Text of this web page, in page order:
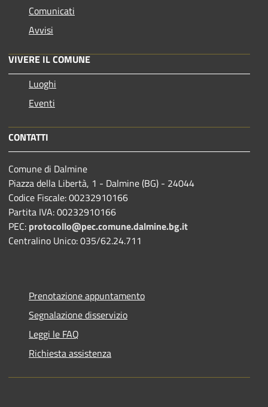
Comunicati
Avvisi
VIVERE IL COMUNE
Luoghi
Eventi
CONTATTI
Comune di Dalmine
Piazza della Libertà, 1 - Dalmine (BG) - 24044
Codice Fiscale: 00232910166
Partita IVA: 00232910166
PEC: protocollo@pec.comune.dalmine.bg.it
Centralino Unico: 035/62.24.711
Prenotazione appuntamento
Segnalazione disservizio
Leggi le FAQ
Richiesta assistenza